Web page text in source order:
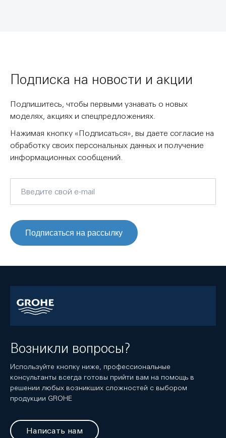
Подписка на новости и акции
Подпишитесь, чтобы первыми узнавать о новых
моделях, акциях и спецпредложениях.
Нажимая кнопку «Подписаться», вы даете согласие на
обработку своих персональных данных и получение
информационных сообщений.
Подписаться на рассылку
Возникли вопросы?
Используйте кнопку ниже, профессиональные
консультанты всегда готовы прийти вам на помощь в
решении любых возникших сложностей с выбором
продукции GROHE
Написать нам